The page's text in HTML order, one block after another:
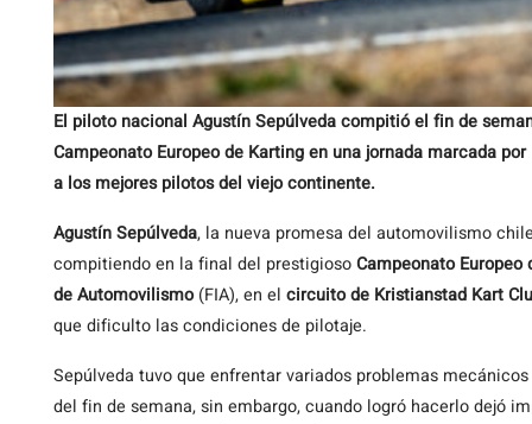
El piloto nacional Agustín Sepúlveda compitió el fin de
Campeonato Europeo de Karting en una jornada marcada
a los mejores pilotos del viejo continente.
Agustín Sepúlveda, la nueva promesa del automovilismo
compitiendo en la final del prestigiosoCampeonato Europeo
de Automovilismo(FIA), en el circuito de Kristianstad Kart
que dificulto las condiciones de pilotaje.
Sepúlveda tuvo que enfrentar variados problemas
del fin de semana, sin embargo, cuando logró hacerlo dejó